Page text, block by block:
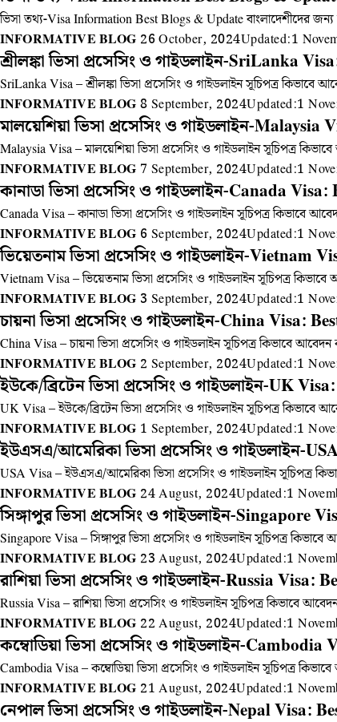
ভিসা তথ্য-Visa Information Best Blogs & Update
INFORMATIVE BLOG 26 October, 2024Updated:1
শ্রীলঙ্কা ভিসা প্রসেসিং ও গাইডলাইন-SriLanka
SriLanka Visa – শ্রীলঙ্কা ভিসা প্রসেসিং ও গাইডলাইন সূচিপত্র
INFORMATIVE BLOG 8 September, 2024Updated:1
মালয়েশিয়া ভিসা প্রসেসিং ও গাইডলাইন-
Malaysia Visa – মালয়েশিয়া ভিসা প্রসেসিং ও গাইডলাইন সূচিপত্র
INFORMATIVE BLOG 7 September, 2024Updated:1
কানাডা ভিসা প্রসেসিং ও গাইডলাইন-Canada
Canada Visa – কানাডা ভিসা প্রসেসিং ও গাইডলাইন সূচিপত্র কিভাবে
INFORMATIVE BLOG 6 September, 2024Updated:1
ভিয়েতনাম ভিসা প্রসেসিং ও গাইডলাইন-
Vietnam Visa – ভিয়েতনাম ভিসা প্রসেসিং ও গাইডলাইন সূচিপত্র
INFORMATIVE BLOG 3 September, 2024Updated:1
চায়না ভিসা প্রসেসিং ও গাইডলাইন-China Visa:
China Visa – চায়না ভিসা প্রসেসিং ও গাইডলাইন সূচিপত্র কিভাবে
INFORMATIVE BLOG 2 September, 2024Updated:1
ইউকে/ব্রিটেন ভিসা প্রসেসিং ও গাইডলাইন-UK
UK Visa – ইউকে/ব্রিটেন ভিসা প্রসেসিং ও গাইডলাইন সূচিপত্র কিভাবে
INFORMATIVE BLOG 1 September, 2024Updated:1
ইউএসএ/আমেরিকা ভিসা প্রসেসিং ও গাইডলাইন-
USA Visa – ইউএসএ/আমেরিকা ভিসা প্রসেসিং ও গাইডলাইন সূচিপত্র
INFORMATIVE BLOG 24 August, 2024Updated:1
সিঙ্গাপুর ভিসা প্রসেসিং ও গাইডলাইন-
Singapore Visa – সিঙ্গাপুর ভিসা প্রসেসিং ও গাইডলাইন সূচিপত্র
INFORMATIVE BLOG 23 August, 2024Updated:1
রাশিয়া ভিসা প্রসেসিং ও গাইডলাইন-Russia
Russia Visa – রাশিয়া ভিসা প্রসেসিং ও গাইডলাইন সূচিপত্র কিভাবে
INFORMATIVE BLOG 22 August, 2024Updated:1
কম্বোডিয়া ভিসা প্রসেসিং ও গাইডলাইন-
Cambodia Visa – কম্বোডিয়া ভিসা প্রসেসিং ও গাইডলাইন সূচিপত্র
INFORMATIVE BLOG 21 August, 2024Updated:1
নেপাল ভিসা প্রসেসিং ও গাইডলাইন-Nepal